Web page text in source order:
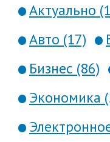
Актуально
Авто (17)
Бизнес (86)
Экономика